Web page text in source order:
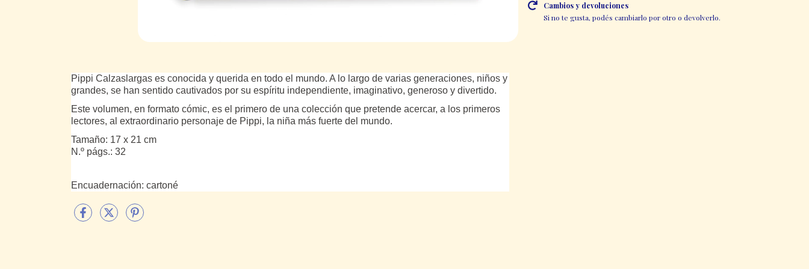
Pippi Calzaslargas es conocida y querida en todo el mundo. A lo largo de varias generaciones, niños y
grandes, se han sentido cautivados por su espíritu independiente, imaginativo, generoso y divertido.
Este volumen, en formato cómic, es el primero de una colección que pretende acercar, a los primeros
lectores, al extraordinario personaje de Pippi, la niña más fuerte del mundo.
Tamaño: 17 x 21 cm
N.º págs.: 32
Encuadernación: cartoné
Cambios y devoluciones
Si no te gusta, podés cambiarlo por otro o devolverlo.